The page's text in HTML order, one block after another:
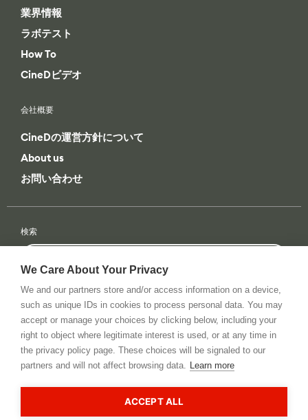
業界情報
ラボテスト
How To
CineDビデオ
会社概要
CineDの運営方針について
About us
お問い合わせ
検索
索
条件検索
全てのカテゴリー 全てのブランド
© 2026 All rights reserved. cinema5D GmbH
We Care About Your Privacy
We and our partners store and/or access information on a device,
such as unique IDs in cookies to process personal data. You may
accept or manage your choices by clicking below, including your
right to object where legitimate interest is used, or at any time in
the privacy policy page. These choices will be signaled to our
partners and will not affect browsing data. Learn more
ACCEPT ALL